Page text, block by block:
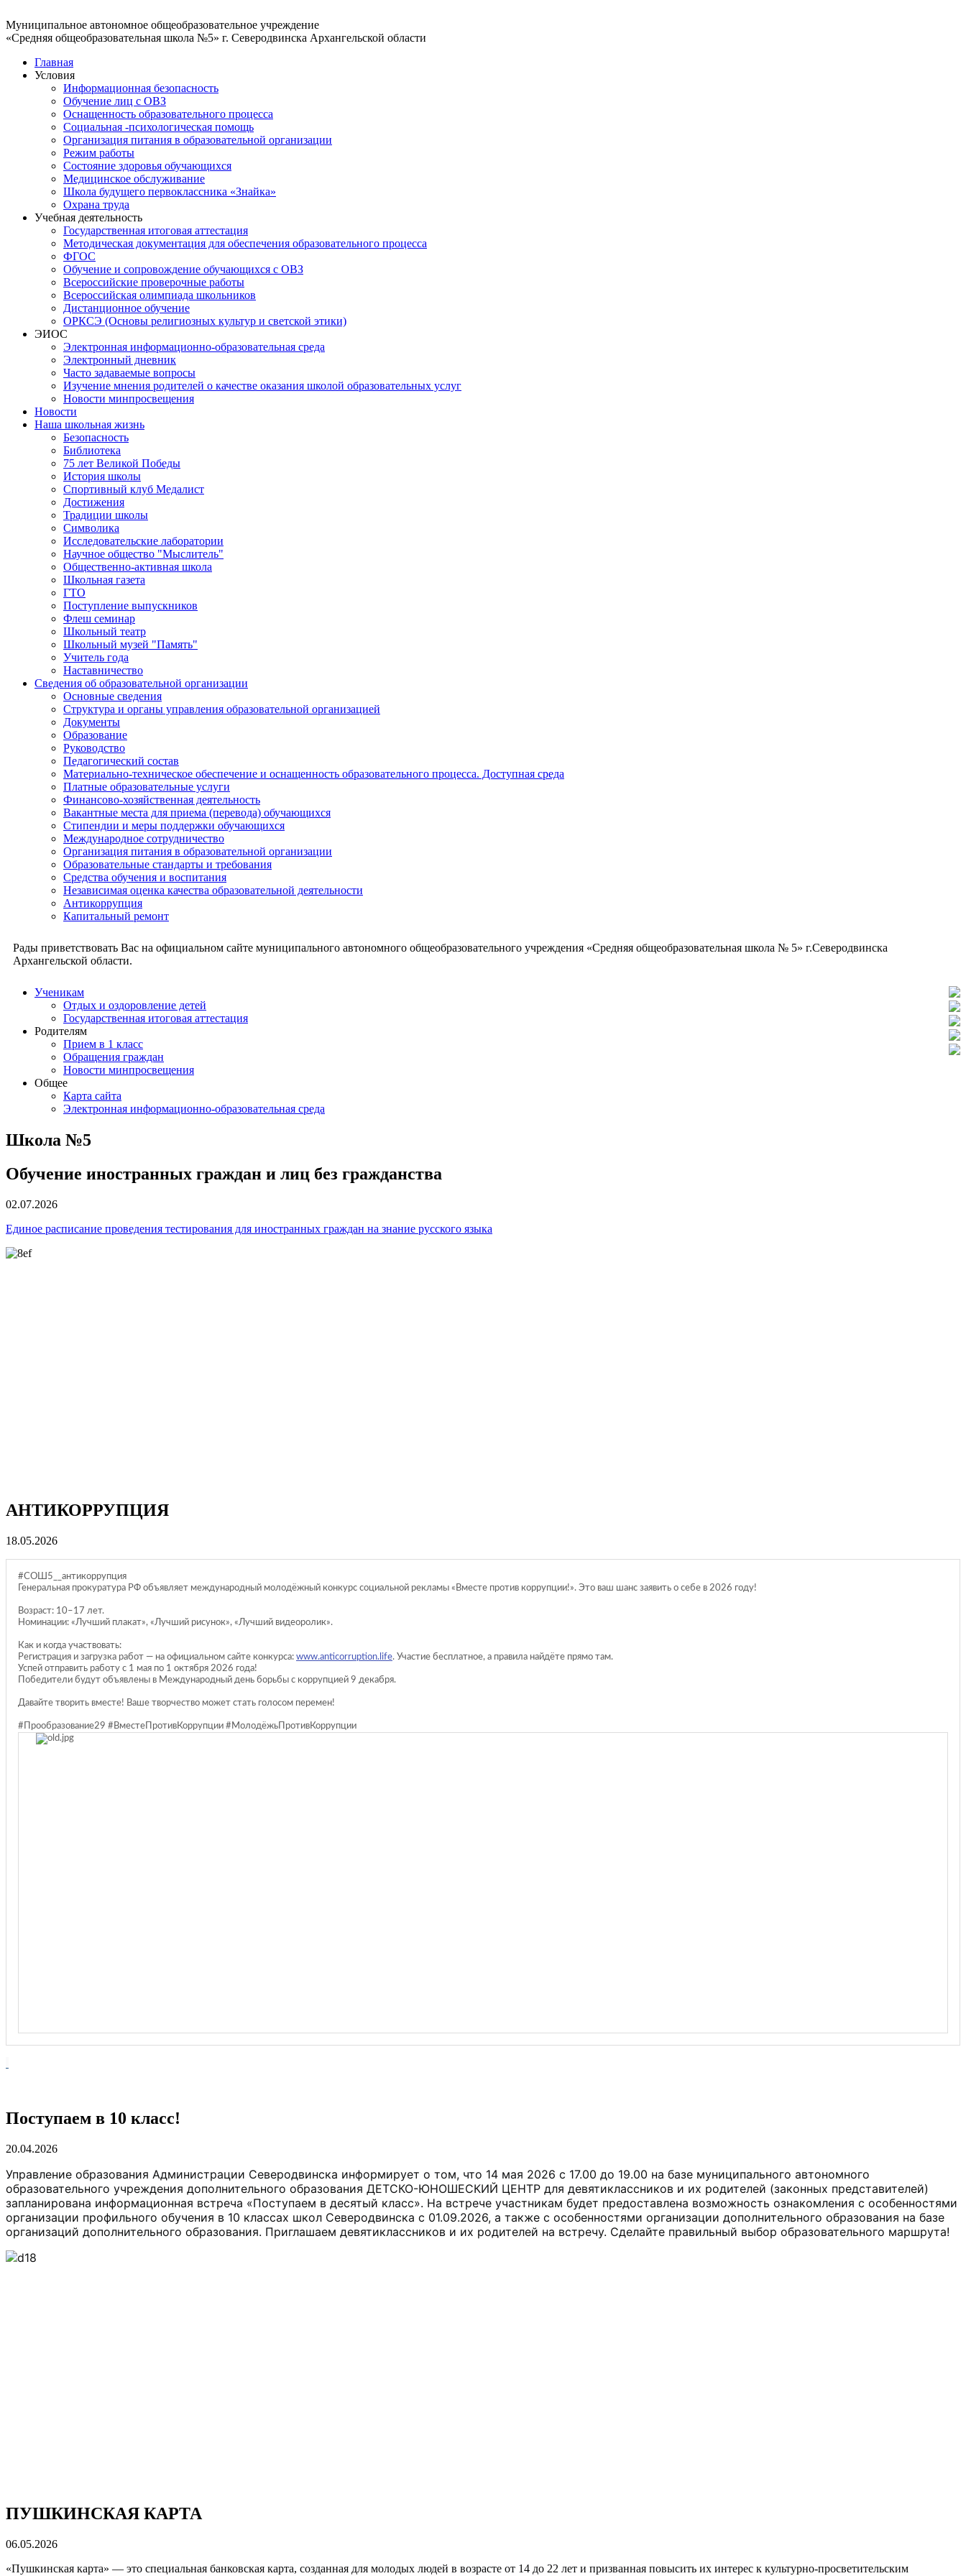
Муниципальное автономное общеобразовательное учреждение
«Средняя общеобразовательная школа №5» г. Северодвинска Архангельской области
Главная
Условия
Информационная безопасность
Обучение лиц с ОВЗ
Оснащенность образовательного процесса
Социальная -психологическая помощь
Организация питания в образовательной организации
Режим работы
Состояние здоровья обучающихся
Медицинское обслуживание
Школа будущего первоклассника «Знайка»
Охрана труда
Учебная деятельность
Государственная итоговая аттестация
Методическая документация для обеспечения образовательного процесса
ФГОС
Обучение и сопровождение обучающихся с ОВЗ
Всероссийские проверочные работы
Всероссийская олимпиада школьников
Дистанционное обучение
ОРКСЭ (Основы религиозных культур и светской этики)
ЭИОС
Электронная информационно-образовательная среда
Электронный дневник
Часто задаваемые вопросы
Изучение мнения родителей о качестве оказания школой образовательных услуг
Новости минпросвещения
Новости
Наша школьная жизнь
Безопасность
Библиотека
75 лет Великой Победы
История школы
Спортивный клуб Медалист
Достижения
Традиции школы
Символика
Исследовательские лаборатории
Научное общество "Мыслитель"
Общественно-активная школа
Школьная газета
ГТО
Поступление выпускников
Флеш семинар
Школьный театр
Школьный музей "Память"
Учитель года
Наставничество
Сведения об образовательной организации
Основные сведения
Структура и органы управления образовательной организацией
Документы
Образование
Руководство
Педагогический состав
Материально-техническое обеспечение и оснащенность образовательного процесса. Доступная среда
Платные образовательные услуги
Финансово-хозяйственная деятельность
Вакантные места для приема (перевода) обучающихся
Стипендии и меры поддержки обучающихся
Международное сотрудничество
Организация питания в образовательной организации
Образовательные стандарты и требования
Средства обучения и воспитания
Независимая оценка качества образовательной деятельности
Антикоррупция
Капитальный ремонт
Рады приветствовать Вас на официальном сайте муниципального автономного общеобразовательного учреждения «Средняя общеобразовательная школа № 5» г.Северодвинска
Архангельской области.
Ученикам
Отдых и оздоровление детей
Государственная итоговая аттестация
Родителям
Прием в 1 класс
Обращения граждан
Новости минпросвещения
Общее
Карта сайта
Электронная информационно-образовательная среда
Школа №5
Обучение иностранных граждан и лиц без гражданства
02.07.2026
Единое расписание проведения тестирования для иностранных граждан на знание русского языка
АНТИКОРРУПЦИЯ
18.05.2026
#СОШ5__антикоррупция
Генеральная прокуратура РФ объявляет международный молодёжный конкурс социальной рекламы «Вместе против коррупции!». Это ваш шанс заявить о себе в 2026 году!
Возраст: 10–17 лет.
Номинации: «Лучший плакат», «Лучший рисунок», «Лучший видеоролик».
Как и когда участвовать:
Регистрация и загрузка работ — на официальном сайте конкурса: www.anticorruption.life. Участие бесплатное, а правила найдёте прямо там.
Успей отправить работу с 1 мая по 1 октября 2026 года!
Победители будут объявлены в Международный день борьбы с коррупцией 9 декабря.
Давайте творить вместе! Ваше творчество может стать голосом перемен!
#Прообразование29 #ВместеПротивКоррупции #МолодёжьПротивКоррупции
Поступаем в 10 класс!
20.04.2026
Управление образования Администрации Северодвинска информирует о том, что 14 мая 2026 с 17.00 до 19.00 на базе муниципального автономного
образовательного учреждения дополнительного образования ДЕТСКО-ЮНОШЕСКИЙ ЦЕНТР для девятиклассников и их родителей (законных представителей)
запланирована информационная встреча «Поступаем в десятый класс». На встрече участникам будет предоставлена возможность ознакомления с особенностями
организации профильного обучения в 10 классах школ Северодвинска с 01.09.2026, а также с особенностями организации дополнительного образования на базе
организаций дополнительного образования. Приглашаем девятиклассников и их родителей на встречу. Сделайте правильный выбор образовательного маршрута!
ПУШКИНСКАЯ КАРТА
06.05.2026
«Пушкинская карта» — это специальная банковская карта, созданная для молодых людей в возрасте от 14 до 22 лет и призванная повысить их интерес к культурно-просветительским